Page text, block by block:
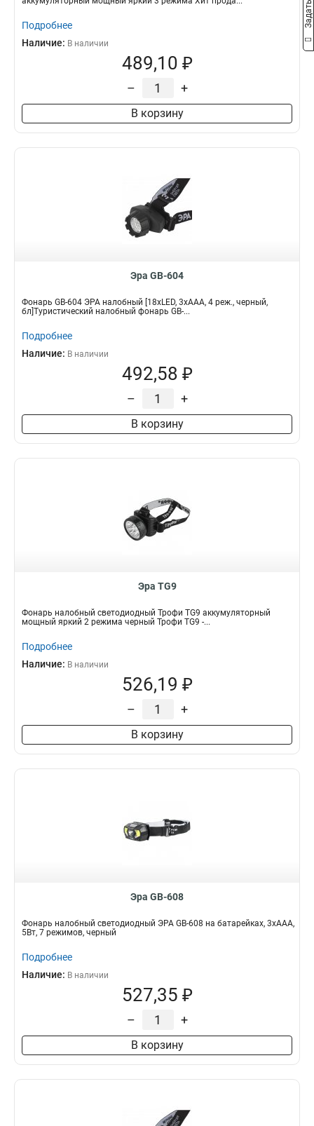
Подробнее
Наличие: В наличии
489,10 ₽
– +
В корзину
Эра GB-604
Фонарь GB-604 ЭРА налобный [18xLED, 3xAAA, 4 реж., черный,
бл]Туристический налобный фонарь GB-...
Подробнее
Наличие: В наличии
492,58 ₽
– +
В корзину
Эра TG9
Фонарь налобный светодиодный Трофи TG9 аккумуляторный
мощный яркий 2 режима черный Трофи TG9 -...
Подробнее
Наличие: В наличии
526,19 ₽
– +
В корзину
Эра GB-608
Фонарь налобный светодиодный ЭРА GB-608 на батарейках, 3xAAA,
5Вт, 7 режимов, черный
Подробнее
Наличие: В наличии
527,35 ₽
– +
В корзину